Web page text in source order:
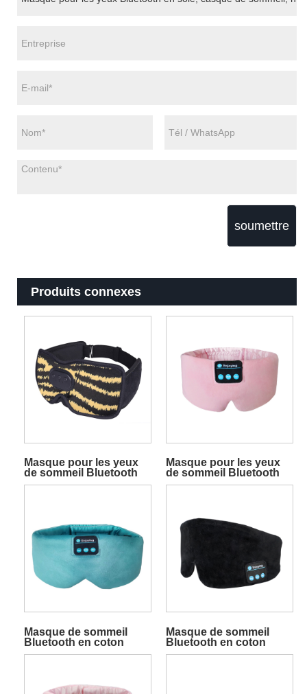
soumettre
Produits connexes
Masque pour les yeux
de sommeil Bluetooth
3D, masque de musique
Masque pour les yeux
de sommeil Bluetooth
en soie, casque de
Masque de sommeil
Bluetooth en coton
pour les yeux, casque
Masque de sommeil
Bluetooth en coton
pour les yeux, casque